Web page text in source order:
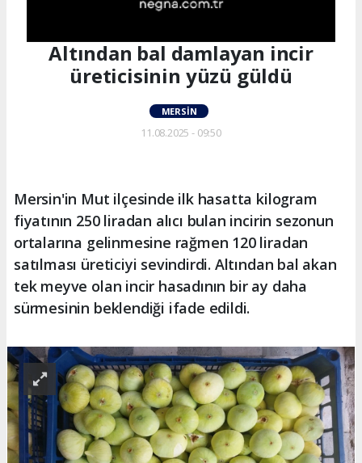
Altından bal damlayan incir
üreticisinin yüzü güldü
MERSIN
11.08.2025 - 09:50
Mersin'in Mut ilçesinde ilk hasatta kilogram
fiyatının 250 liradan alıcı bulan incirin sezonun
ortalarına gelinmesine rağmen 120 liradan
satılması üreticiyi sevindirdi. Altından bal akan
tek meyve olan incir hasadının bir ay daha
sürmesinin beklendiği ifade edildi.